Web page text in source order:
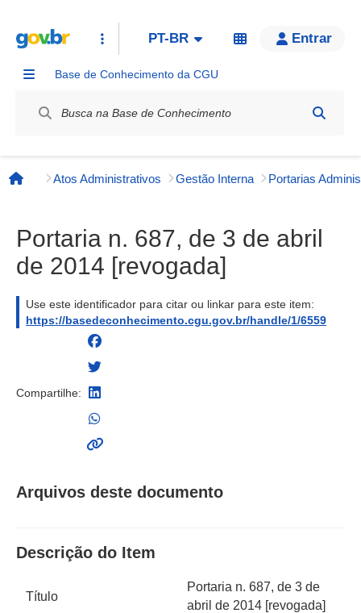
PT-BR Entrar
Base de Conhecimento da CGU
Página inicial
Atos Administrativos Gestão Interna
Portaria n. 687, de 3 de abril
de 2014 [revogada]
Use este identificador para citar ou linkar para este item:
https://basedeconhecimento.cgu.gov.br/handle/1/6559
Compartilhe:
Arquivos deste documento
Descrição do Item
Título
Portaria n. 687, de 3 de
abril de 2014 [revogada]